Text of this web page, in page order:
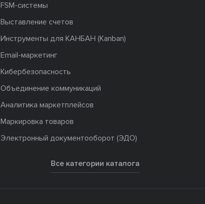
FSM-системы
Выставление счетов
Инструменты для КАНБАН (Kanban)
Email-маркетинг
Кибербезопасность
Объединение коммуникаций
Аналитика маркетплейсов
Маркировка товаров
Электронный документооборот (ЭДО)
Все категории каталога